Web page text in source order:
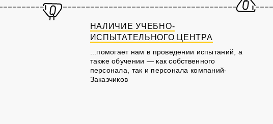
НАЛИЧИЕ УЧЕБНО-
ИСПЫТАТЕЛЬНОГО ЦЕНТРА
...помогает нам в проведении испытаний, а
также обучении — как собственного
персонала, так и персонала компаний-
Заказчиков